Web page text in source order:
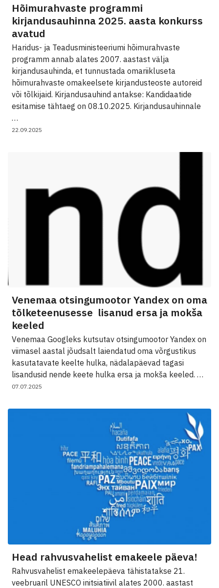
Hõimurahvaste programmi
kirjandusauhinna 2025. aasta konkurss
avatud
Haridus- ja Teadusministeeriumi hõimurahvaste
programm annab alates 2007. aastast välja
kirjandusauhinda, et tunnustada omariikluseta
hõimurahvaste omakeelsete kirjandusteoste autoreid
või tõlkijaid. Kirjandusauhind antakse: Kandidaatide
esitamise tähtaeg on 08.10.2025. Kirjandusauhinnale
…
22.09.2025
Venemaa otsingumootor Yandex on oma
tõlketeenusesse lisanud ersa ja mokša
keeled
Venemaa Googleks kutsutav otsingumootor Yandex on
viimasel aastal jõudsalt laiendatud oma võrgustikus
kasutatavate keelte hulka, nädalapäevad tagasi
lisandusid nende keete hulka ersa ja mokša keeled. …
07.07.2025
Head rahvusvahelist emakeele päeva!
Rahvusvahelist emakeelepäeva tähistatakse 21.
veebruaril UNESCO initsiatiivil alates 2000. aastast